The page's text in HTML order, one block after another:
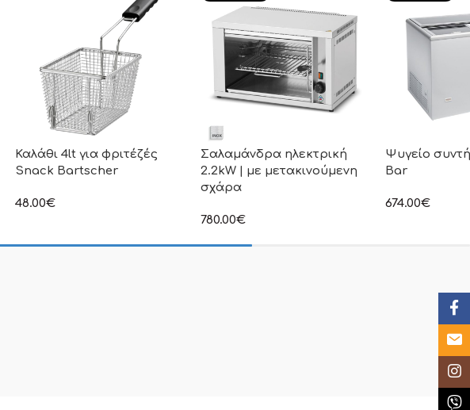
Καλάθι 4lt για φριτέζές
Snack Bartscher
48.00€
Σαλαμάνδρα ηλεκτρική
2.2kW | με μετακινούμενη
σχάρα
780.00€
συμπεριλαμβάνεται Φ.Π.Α
Ψυγείο
Bar
674.00€
Email